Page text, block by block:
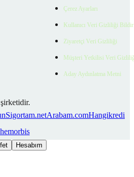
Çerez Ayarları
Kullanıcı Veri Gizliliği
Ziyaretçi Veri Gizliliği
Müşteri Yetkilisi Veri
Aday Aydınlatma Metni
Sigortam.netArabam.comHangikredi
Hesabım